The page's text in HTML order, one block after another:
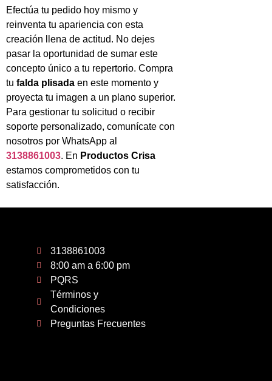
Efectúa tu pedido hoy mismo y
reinventa tu apariencia con esta
creación llena de actitud. No dejes
pasar la oportunidad de sumar este
concepto único a tu repertorio. Compra
tu falda plisada en este momento y
proyecta tu imagen a un plano superior.
Para gestionar tu solicitud o recibir
soporte personalizado, comunícate con
nosotros por WhatsApp al
3138861003. En Productos Crisa
estamos comprometidos con tu
satisfacción.
3138861003
8:00 am a 6:00 pm
PQRS
Términos y
Condiciones
Preguntas Frecuentes